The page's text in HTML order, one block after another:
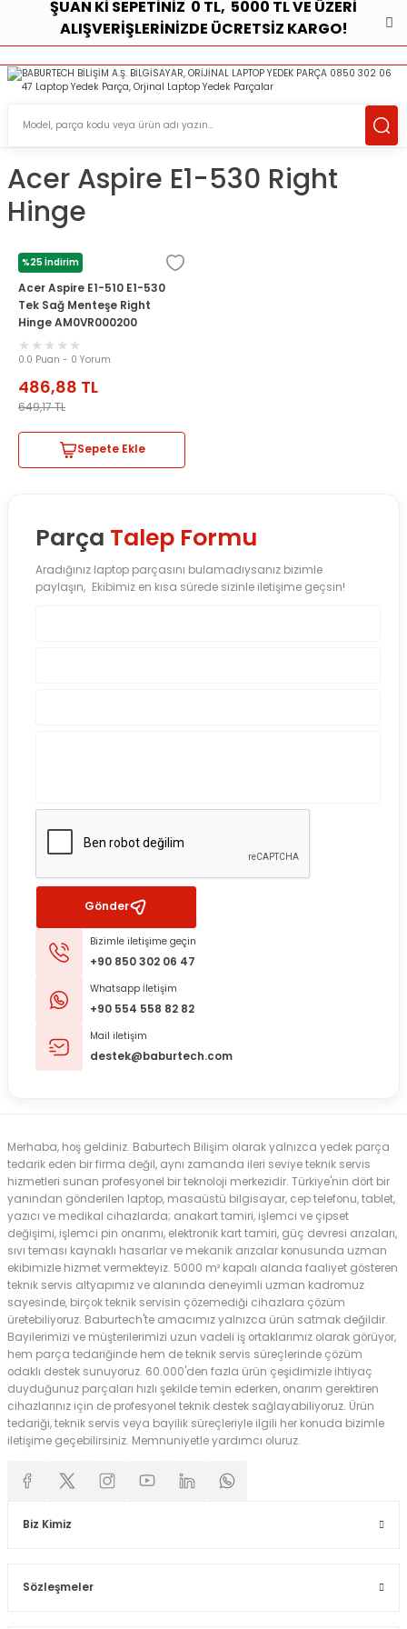
ŞUAN Kİ SEPETİNİZ 0 TL, 5000 TL VE ÜZERİ
ALIŞVERİŞLERİNİZDE ÜCRETSİZ KARGO!
Acer Aspire E1-530 Right
Hinge
%25 İndirim
ACER
Acer Aspire E1-510 E1-530
Tek Sağ Menteşe Right
Hinge AM0VR000200
0.0 Puan - 0 Yorum
486,88 TL
649,17TL
Sepete Ekle
Parça Talep Formu
Aradığınız laptop parçasını bulamadıysanız bizimle
paylaşın, Ekibimiz en kısa sürede sizinle iletişime geçsin!
Gönder
Bizimle iletişime geçin
+90 850 302 06 47
Whatsapp İletişim
+90 554 558 82 82
Mail iletişim
destek@baburtech.com
Merhaba, hoş geldiniz. Baburtech Bilişim olarak yalnızca yedek parça
tedarik eden bir firma değil, aynı zamanda ileri seviye teknik servis
hizmetleri sunan profesyonel bir teknoloji merkezidir. Türkiye'nin dört bir
yanından gönderilen laptop, masaüstü bilgisayar, cep telefonu, tablet,
yazıcı ve medikal cihazlarda; anakart tamiri, işlemci ve çipset
değişimi, işlemci pin onarımı, elektronik kart tamiri, güç devresi arızaları,
sıvı teması kaynaklı hasarlar ve mekanik arızalar konusunda uzman
ekibimizle hizmet vermekteyiz. 5000 m² kapalı alanda faaliyet gösteren
teknik servis altyapımız ve alanında deneyimli uzman kadromuz
sayesinde, birçok teknik servisin çözemediği cihazlara çözüm
üretebiliyoruz. Baburtech'te amacımız yalnızca ürün satmak değildir.
Bayilerimizi ve müşterilerimizi uzun vadeli iş ortaklarımız olarak görüyor,
hem parça tedariğinde hem de teknik servis süreçlerinde çözüm
odaklı destek sunuyoruz. 60.000'den fazla ürün çeşidimizle ihtiyaç
duyduğunuz parçaları hızlı şekilde temin ederken, onarım gerektiren
cihazlarınız için de profesyonel teknik destek sağlayabiliyoruz. Ürün
tedariği, teknik servis veya bayilik süreçleriyle ilgili her konuda bizimle
iletişime geçebilirsiniz. Memnuniyetle yardımcı oluruz.
Biz Kimiz
Sözleşmeler